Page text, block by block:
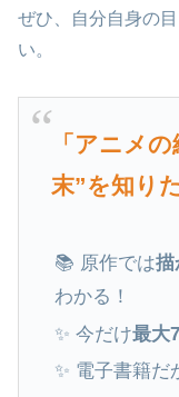
ぜひ、自分自身の
い。
「アニメ
末”を知り
📚 原作では描
わかる！
✨ 今だけ最大
✨ 電子書籍